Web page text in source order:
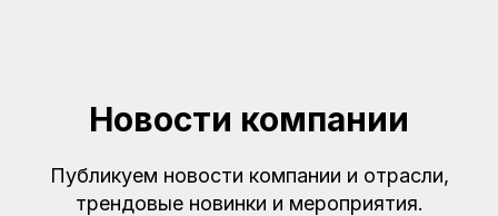
Новости компании
Публикуем новости компании и отрасли,
трендовые новинки и мероприятия.